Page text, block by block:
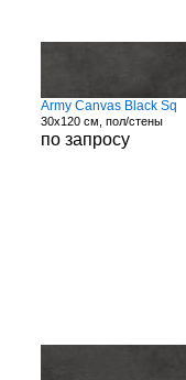
Army Canvas Black Sq
30x120 см, пол/стены
по запросу